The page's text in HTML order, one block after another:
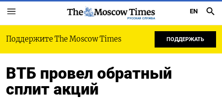
РУССКАЯ СЛУЖБА
EN
Поддержите The Moscow Times ПОДДЕРЖАТЬ
ВТБ провел обратный
сплит акций